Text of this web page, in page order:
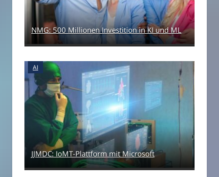
NMG: 500 Millionen Investition in KI und ML
AI
JJMDC: IoMT-Plattform mit Microsoft